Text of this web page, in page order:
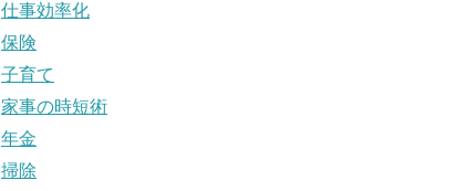
仕事効率化
保険
子育て
家事の時短術
年金
掃除